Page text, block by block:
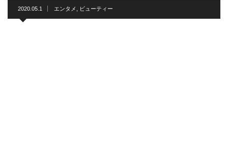
2020.05.1 エンタメ ビューティー